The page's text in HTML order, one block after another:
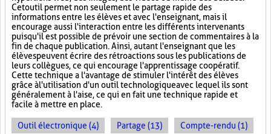
Cet outil permet non seulement le partage rapide des
informations entre les élèves et avec l'enseignant, mais il
encourage aussi l'interaction entre les différents intervenants
puisqu'il est possible de prévoir une section de commentaires à la
fin de chaque publication. Ainsi, autant l'enseignant que les
élèves peuvent écrire des rétroactions sous les publications de
leurs collègues, ce qui encourage l'apprentissage coopératif.
Cette technique a l'avantage de stimuler l'intérêt des élèves
grâce à l'utilisation d'un outil technologique avec lequel ils sont
généralement à l'aise, ce qui en fait une technique rapide et
facile à mettre en place.
Outil électronique (4) Partage (13) Compte-rendu (1)